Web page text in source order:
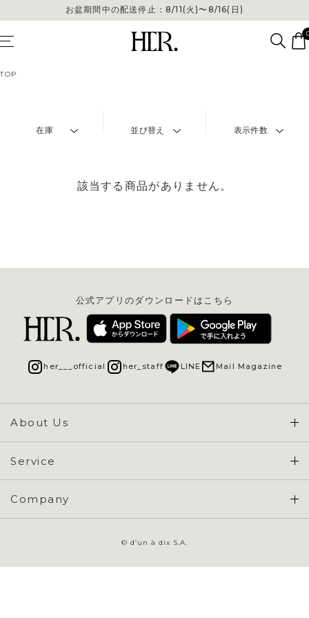
お盆期間中の配送停止：8/11(火)〜8/16(日)
TOP
在庫 並び替え 表示件数
該当する商品がありません。
About Us
Concept & Overview
Service
会員登録 / ログイン
ご利用ガイド
お問い合わせ
Company
公式アプリのダウンロードはこちら
her___official her_staff LINE Mail Magazine
© d’un à dix S.A.